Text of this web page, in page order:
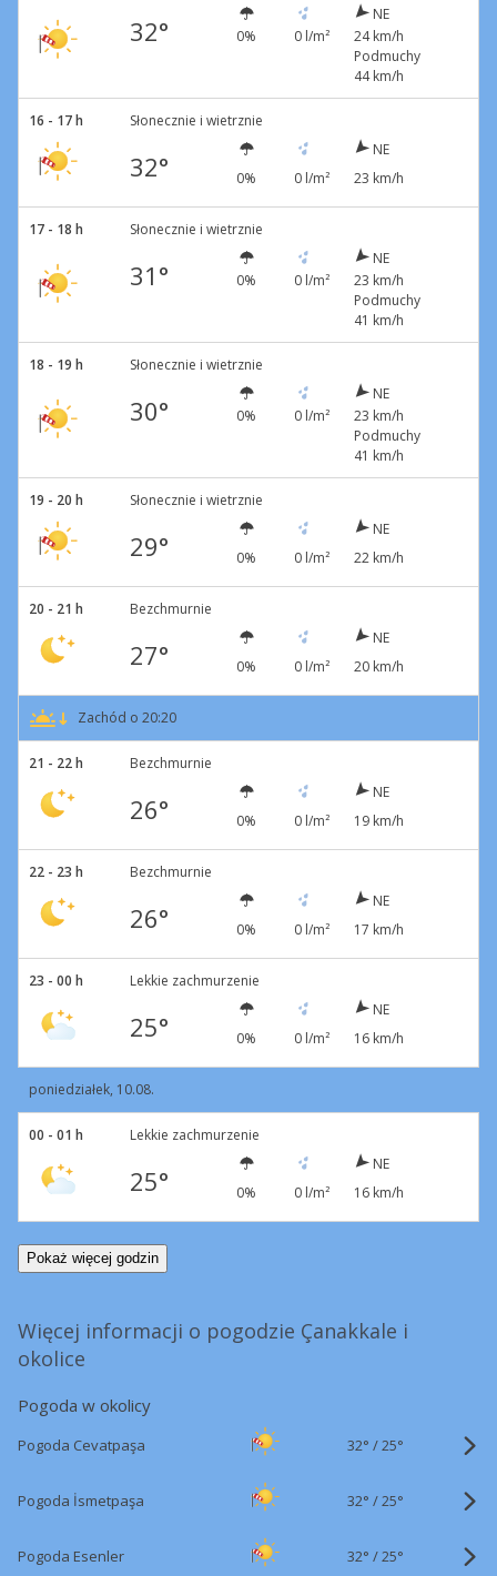
32° 0% 0 l/m²
NE
24 km/h
Podmuchy
44 km/h
16 - 17 h Słonecznie i wietrznie
32° 0% 0 l/m²
NE
23 km/h
17 - 18 h Słonecznie i wietrznie
31° 0% 0 l/m²
NE
23 km/h
Podmuchy
41 km/h
18 - 19 h Słonecznie i wietrznie
30° 0% 0 l/m²
NE
23 km/h
Podmuchy
41 km/h
19 - 20 h Słonecznie i wietrznie
29° 0% 0 l/m²
NE
22 km/h
20 - 21 h Bezchmurnie
27° 0% 0 l/m²
NE
20 km/h
Zachód o 20:20
21 - 22 h Bezchmurnie
26° 0% 0 l/m²
NE
19 km/h
22 - 23 h Bezchmurnie
26° 0% 0 l/m²
NE
17 km/h
23 - 00 h Lekkie zachmurzenie
25° 0% 0 l/m²
NE
16 km/h
poniedziałek, 10.08.
00 - 01 h Lekkie zachmurzenie
25° 0% 0 l/m²
NE
16 km/h
Pokaż więcej godzin
Więcej informacji o pogodzie Çanakkale i
okolice
Pogoda w okolicy
Pogoda Cevatpaşa 32° /25°
Pogoda İsmetpaşa 32° /25°
Pogoda Esenler 32° /25°